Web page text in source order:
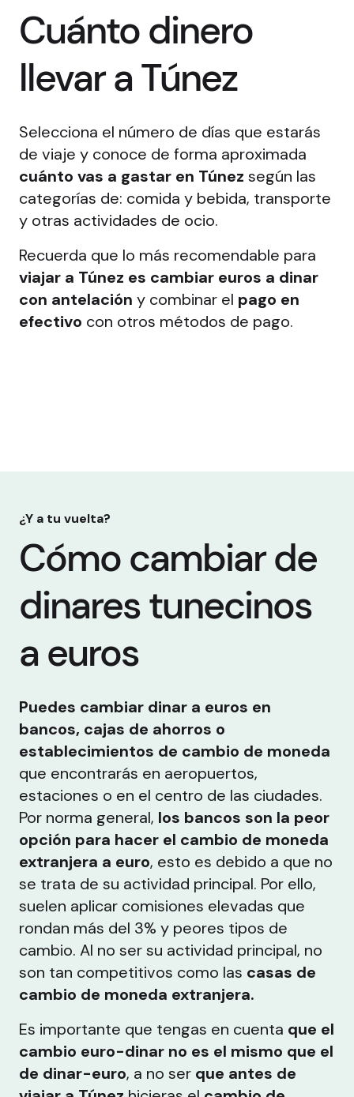
Cuánto dinero
llevar a Túnez
Selecciona el número de días que estarás
de viaje y conoce de forma aproximada
cuánto vas a gastar en Túnez según las
categorías de: comida y bebida, transporte
y otras actividades de ocio.
Recuerda que lo más recomendable para
viajar a Túnez es cambiar euros a dinar
con antelación y combinar el pago en
efectivo con otros métodos de pago.
¿Y a tu vuelta?
Cómo cambiar de
dinares tunecinos
a euros
Puedes cambiar dinar a euros en
bancos, cajas de ahorros o
establecimientos de cambio de moneda
que encontrarás en aeropuertos,
estaciones o en el centro de las ciudades.
Por norma general, los bancos son la peor
opción para hacer el cambio de moneda
extranjera a euro, esto es debido a que no
se trata de su actividad principal. Por ello,
suelen aplicar comisiones elevadas que
rondan más del 3% y peores tipos de
cambio. Al no ser su actividad principal, no
son tan competitivos como las casas de
cambio de moneda extranjera.
Es importante que tengas en cuenta que el
cambio euro-dinar no es el mismo que el
de dinar-euro, a no ser que antes de